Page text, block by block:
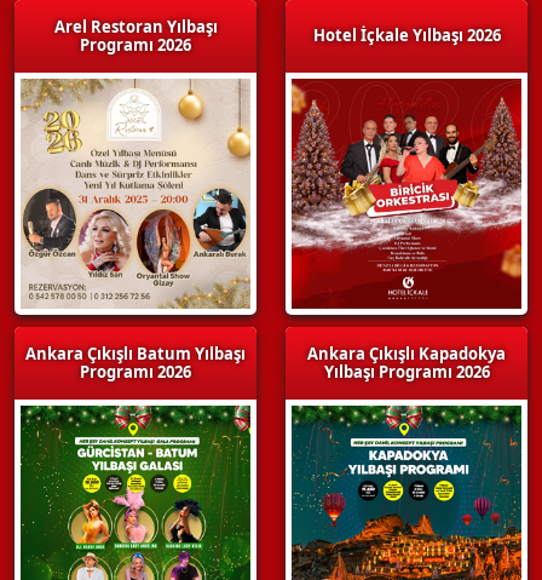
Arel Restoran Yılbaşı
Programı 2026
Ankara Çıkışlı Batum Yılbaşı
Programı 2026
Hotel İçkale Yılbaşı 2026
Ankara Çıkışlı Kapadokya
Yılbaşı Programı 2026